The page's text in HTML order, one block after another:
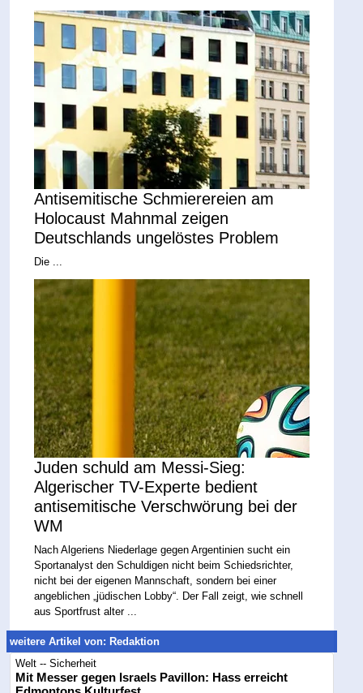
Antisemitische Schmierereien am
Holocaust Mahnmal zeigen
Deutschlands ungelöstes Problem
Die ...
Juden schuld am Messi-Sieg:
Algerischer TV-Experte bedient
antisemitische Verschwörung bei der
WM
Nach Algeriens Niederlage gegen Argentinien sucht ein
Sportanalyst den Schuldigen nicht beim Schiedsrichter,
nicht bei der eigenen Mannschaft, sondern bei einer
angeblichen „jüdischen Lobby“. Der Fall zeigt, wie schnell
aus Sportfrust alter ...
weitere Artikel von: Redaktion
Welt -- Sicherheit
Mit Messer gegen Israels Pavillon: Hass erreicht